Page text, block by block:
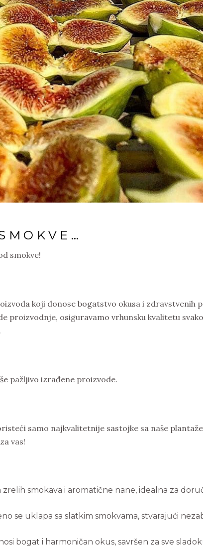
smokve!
koji donose bogatstvo okusa i zdravstvenih
proizvodnje, osiguravamo vrhunsku kvalitetu
pažljivo izrađene proizvode.
samo najkvalitetnije sastojke sa naše
vas!
zrelih smokava i aromatične nane, idealna za
se uklapa sa slatkim smokvama, stvarajući
bogat i harmoničan okus, savršen za sve